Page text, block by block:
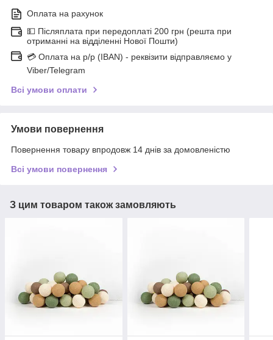
Оплата на рахунок
💵 Післяплата при передоплаті 200 грн (решта при
отриманні на відділенні Нової Пошти)
💳 Оплата на р/р (IBAN) - реквізити відправляємо у
Viber/Telegram
Всі умови оплати
Умови повернення
Повернення товару впродовж 14 днів за домовленістю
Всі умови повернення
З цим товаром також замовляють